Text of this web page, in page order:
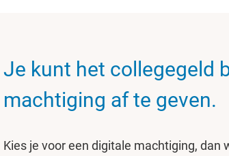
Je kunt het collegegeld
machtiging af te geven.
Kies je voor een digitale machtiging, dan